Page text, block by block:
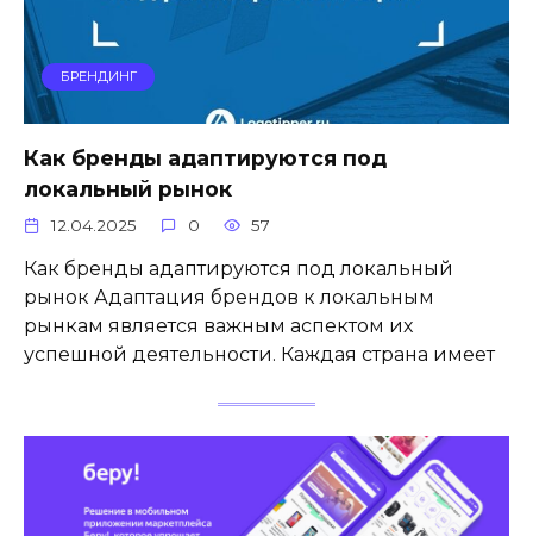
БРЕНДИНГ
Как бренды адаптируются под
локальный рынок
12.04.2025 0 57
Как бренды адаптируются под локальный
рынок Адаптация брендов к локальным
рынкам является важным аспектом их
успешной деятельности. Каждая страна имеет